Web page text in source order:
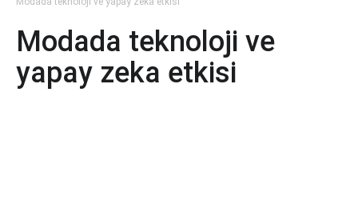
Modada teknoloji ve
yapay zeka etkisi